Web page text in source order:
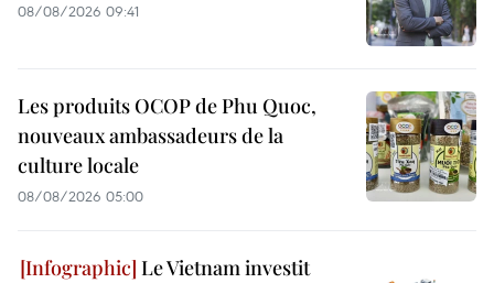
08/08/2026 09:41
Les produits OCOP de Phu Quoc,
nouveaux ambassadeurs de la
culture locale
08/08/2026 05:00
Le Vietnam investit